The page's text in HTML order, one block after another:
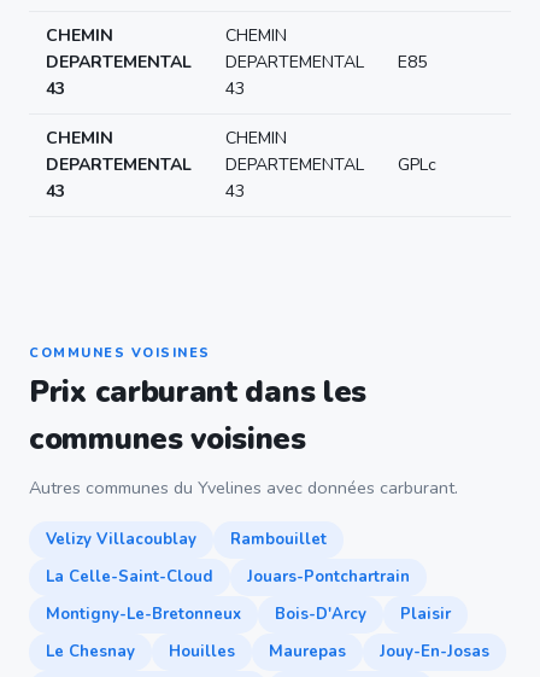
CHEMIN
DEPARTEMENTAL
43
CHEMIN
DEPARTEMENTAL
43
E85
CHEMIN
DEPARTEMENTAL
43
CHEMIN
DEPARTEMENTAL
43
GPLc
COMMUNES VOISINES
Prix carburant dans les
communes voisines
Autres communes du Yvelines avec données carburant.
Velizy Villacoublay
Rambouillet
La Celle-Saint-Cloud
Jouars-Pontchartrain
Montigny-Le-Bretonneux
Bois-D'Arcy
Plaisir
Le Chesnay
Houilles Maurepas
Jouy-En-Josas